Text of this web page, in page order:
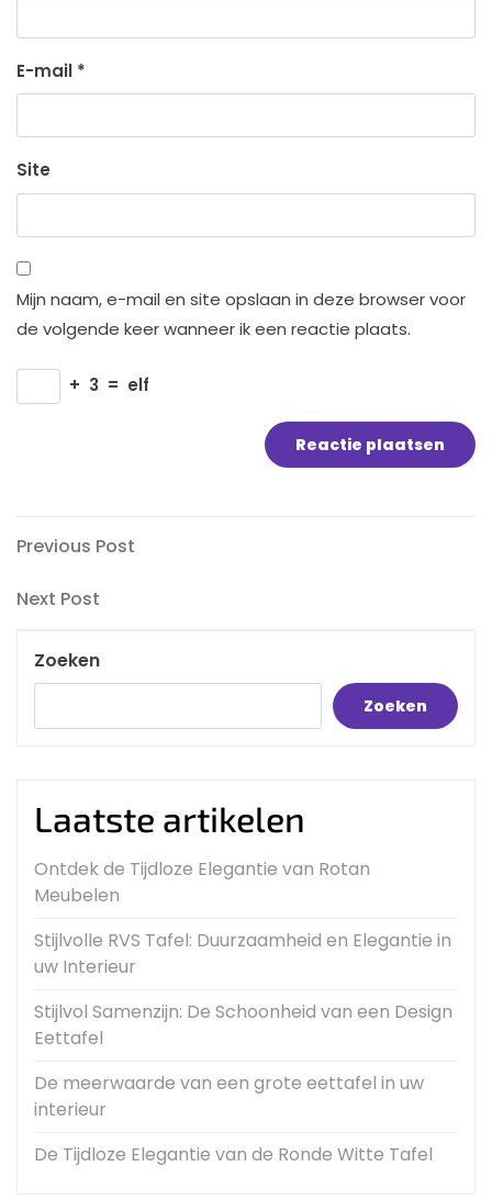
E-mail *
Site
Mijn naam, e-mail en site opslaan in deze browser voor
de volgende keer wanneer ik een reactie plaats.
+ 3 = elf
Bericht
navigatie
Previous
Previous Post
Next
Next Post
Zoeken
Zoeken
Laatste artikelen
Ontdek de Tijdloze Elegantie van Rotan
Meubelen
Stijlvolle RVS Tafel: Duurzaamheid en Elegantie in
uw Interieur
Stijlvol Samenzijn: De Schoonheid van een Design
Eettafel
De meerwaarde van een grote eettafel in uw
interieur
De Tijdloze Elegantie van de Ronde Witte Tafel